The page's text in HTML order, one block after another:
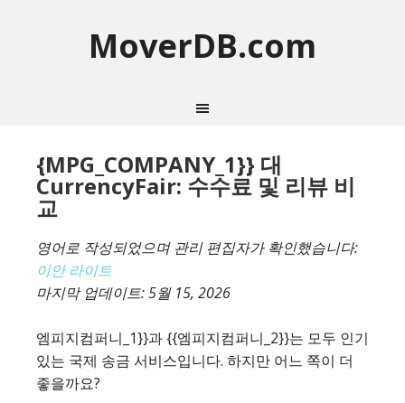
MoverDB.com
{MPG_COMPANY_1}} 대
CurrencyFair: 수수료 및 리뷰 비
교
영어로 작성되었으며 관리 편집자가 확인했습니다:
이안 라이트
마지막 업데이트:5월 15, 2026
엠피지컴퍼니_1}}과 {{엠피지컴퍼니_2}}는 모두 인기
있는 국제 송금 서비스입니다. 하지만 어느 쪽이 더
좋을까요?